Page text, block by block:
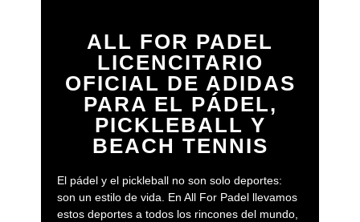
ALL FOR PADEL
LICENCITARIO
OFICIAL DE ADIDAS
PARA EL PÁDEL,
PICKLEBALL Y
BEACH TENNIS
El pádel y el pickleball no son solo deportes:
son un estilo de vida. En All For Padel llevamos
estos deportes a todos los rincones del mundo,